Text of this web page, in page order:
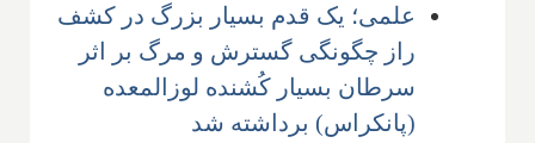
علمی؛ یک قدم بسیار بزرگ در کشف
راز چگونگی گسترش و مرگ بر اثر
سرطان بسیار کُشنده لوزالمعده
(پانکراس) برداشته شد